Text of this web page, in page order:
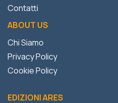
Contatti
ABOUT US
Chi Siamo
Privacy Policy
Cookie Policy
EDIZIONI ARES